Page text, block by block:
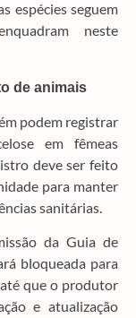
espécies seguem
neste
de animais
podem registrar
em fêmeas
deve ser feito
para manter
sanitárias.
da Guia de
bloqueada para
que o produtor
e atualização